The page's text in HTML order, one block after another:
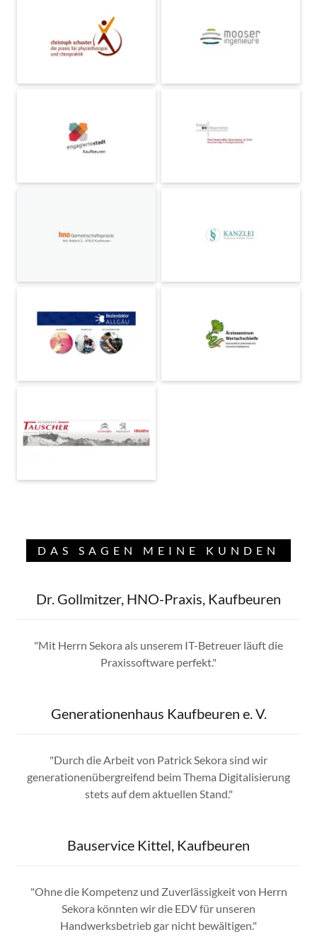
DAS SAGEN MEINE KUNDEN
Dr. Gollmitzer, HNO-Praxis, Kaufbeuren
"Mit Herrn Sekora als unserem IT-Betreuer läuft die
Praxissoftware perfekt."
Generationenhaus Kaufbeuren e. V.
"Durch die Arbeit von Patrick Sekora sind wir
generationenübergreifend beim Thema Digitalisierung
stets auf dem aktuellen Stand."
Bauservice Kittel, Kaufbeuren
"Ohne die Kompetenz und Zuverlässigkeit von Herrn
Sekora könnten wir die EDV für unseren
Handwerksbetrieb gar nicht bewältigen."